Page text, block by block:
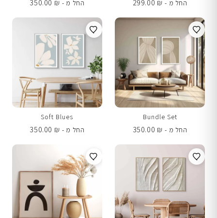
החל מ -
299.00 ₪
החל מ -
350.00 ₪
Bundle Set
החל מ -
350.00 ₪
Soft Blues
החל מ -
350.00 ₪